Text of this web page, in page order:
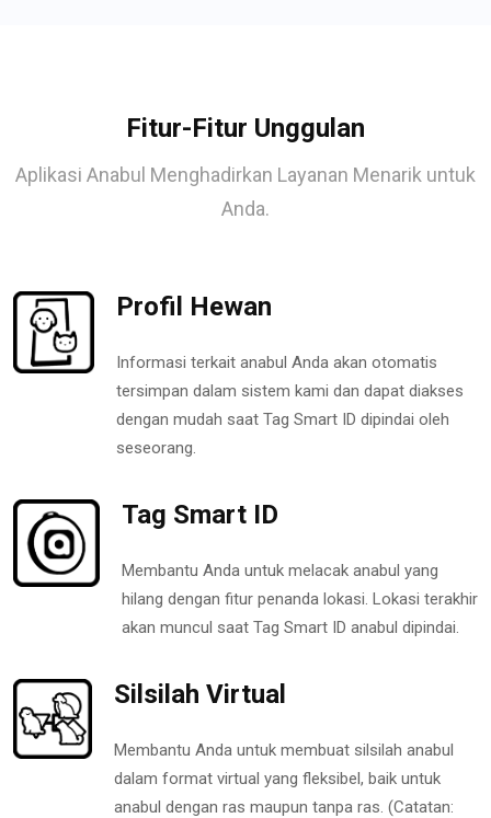
Fitur-Fitur Unggulan
Aplikasi Anabul Menghadirkan Layanan Menarik untuk
Anda.
Profil Hewan
Informasi terkait anabul Anda akan otomatis
tersimpan dalam sistem kami dan dapat diakses
dengan mudah saat Tag Smart ID dipindai oleh
seseorang.
Tag Smart ID
Membantu Anda untuk melacak anabul yang
hilang dengan fitur penanda lokasi. Lokasi terakhir
akan muncul saat Tag Smart ID anabul dipindai.
Silsilah Virtual
Membantu Anda untuk membuat silsilah anabul
dalam format virtual yang fleksibel, baik untuk
anabul dengan ras maupun tanpa ras. (Catatan: